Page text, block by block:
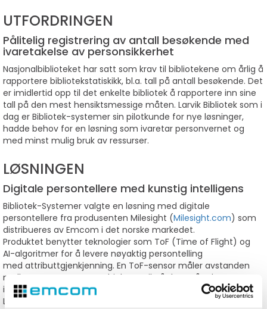
UTFORDRINGEN
Pålitelig registrering av antall besøkende med
ivaretakelse av personsikkerhet
Nasjonalbiblioteket har satt som krav til bibliotekene om årlig å
rapportere bibliotekstatiskikk, bl.a. tall på antall besøkende. Det
er imidlertid opp til det enkelte bibliotek å rapportere inn sine
tall på den mest hensiktsmessige måten. Larvik Bibliotek som i
dag er Bibliotek-systemer sin pilotkunde for nye løsninger,
hadde behov for en løsning som ivaretar personvernet og
med minst mulig bruk av ressurser.
LØSNINGEN
Digitale persontellere med kunstig intelligens
Bibliotek-Systemer valgte en løsning med digitale
persontellere fra produsenten Milesight (Milesight.com) som
distribueres av Emcom i det norske markedet.
Produktet benytter teknologier som ToF (Time of Flight) og
AI-algoritmer for å levere nøyaktig persontelling
med attributtgjenkjenning. En ToF-sensor måler avstanden
mellom sensoren og et objekt og vil på den måte kunne
identifisere og telle ulike objekter.
Løsningen filtrerer vekk telling av samme personer flere